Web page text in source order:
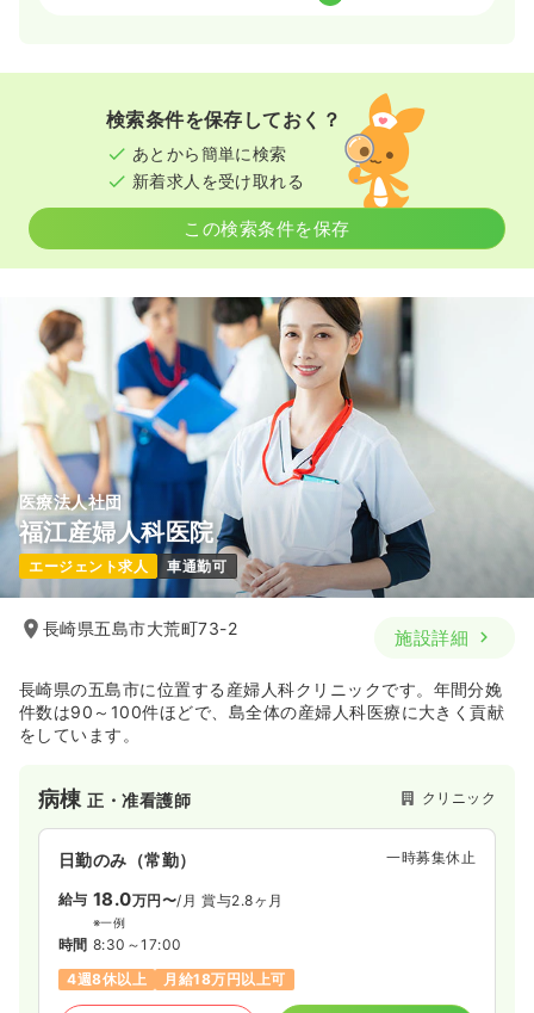
8:30～17:30
年間休日126日
月給24万円以上可
気になる 詳細を見る
検索条件を保存しておく？
あとから簡単に検索
新着求人を受け取れる
この検索条件を保存
医療法人社団
福江産婦人科医院
エージェント求人 車通勤可
長崎県五島市大荒町73-2 施設詳細
長崎県の五島市に位置する産婦人科クリニックです。年間分娩
件数は90～100件ほどで、島全体の産婦人科医療に大きく貢献
をしています。
病棟正・准看護師 クリニック
日勤のみ（常勤） 一時募集休止
給与 18.0万円〜/月 賞与2.8ヶ月
※一例
時間 8:30～17:00
4週8休以上
月給18万円以上可